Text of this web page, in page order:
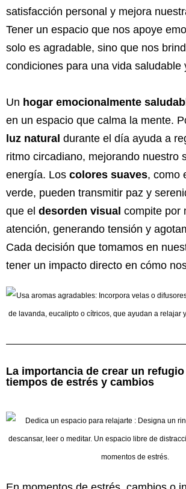
satisfacción personal y mejora
Tener un espacio que nos apoye
solo es agradable, sino que nos
condiciones para una vida saludable
Un hogar emocionalmente
en un espacio que calma la mente.
luz natural durante el día ayuda a
ritmo circadiano, mejorando nuestro
energía. Los colores suaves, como
verde, pueden transmitir paz y
que el desorden visual compite por
atención, generando tensión y
Cada decisión que tomamos en
tener un impacto directo en cómo
La importancia de crear un
tiempos de estrés y cambios